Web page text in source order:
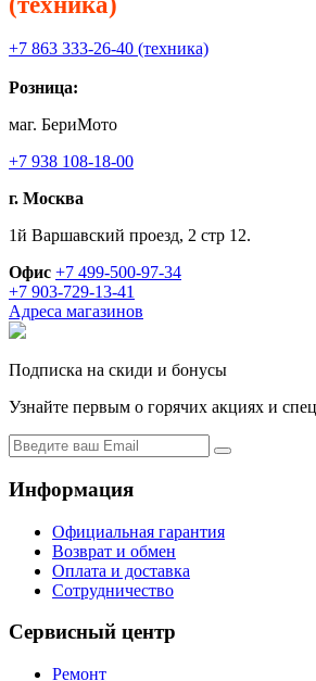
+7 863 333-26-40 (техника)
Розница:
маг. БериМото
+7 938 108-18-00
г. Москва
1й Варшавский проезд, 2 стр 12.
Офис +7 499-500-97-34
+7 903-729-13-41
Адреса магазинов
Подписка на скиди и бонусы
Узнайте первым о горячих акциях и
Информация
Официальная гарантия
Возврат и обмен
Оплата и доставка
Сотрудничество
Сервисный центр
Ремонт